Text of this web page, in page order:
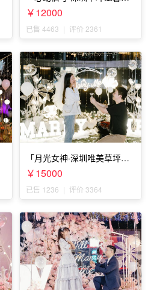
婚」
￥12000
已售 4463 | 评价 2361
「月光女神·深圳唯美草坪浪
漫求婚」
￥15000
已售 1236 | 评价 3364